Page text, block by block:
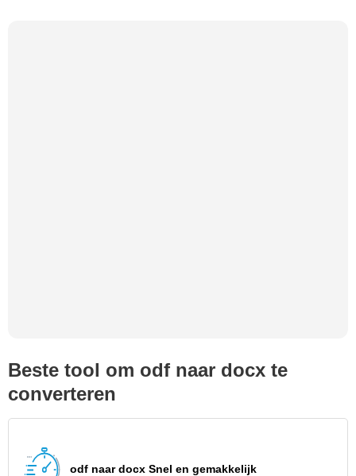
Beste tool om odf naar docx te
converteren
odf naar docx Snel en gemakkelijk